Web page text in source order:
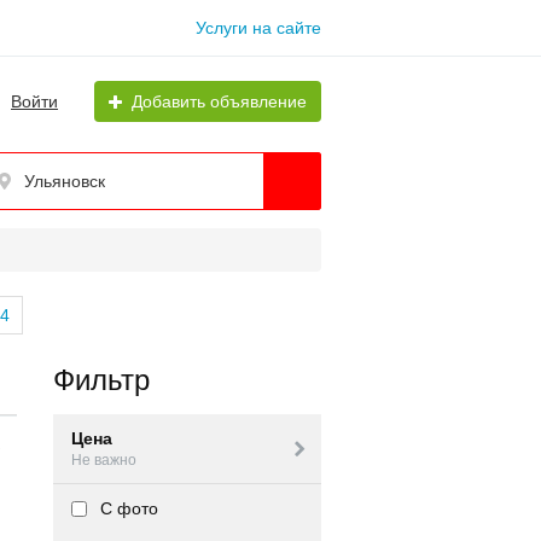
Услуги на сайте
Войти Добавить объявление
Ульяновск
4
Фильтр
Цена
Не важно
С фото